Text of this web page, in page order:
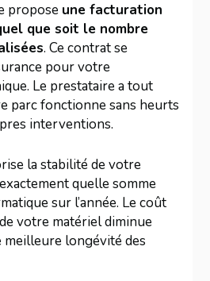
propose une facturation
que soit le nombre
. Ce contrat se
pour votre
Le prestataire a tout
parc fonctionne sans heurts
interventions.
la stabilité de votre
quelle somme
sur l’année. Le coût
votre matériel diminue
meilleure longévité des